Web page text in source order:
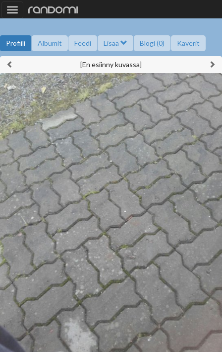
Toggle
navigation
Profiili Albumit Feedi Lisää Blogi (0) Kaverit
Kysy minulta Kaverikirja Gallupit Saavutukset
[En esiinny kuvassa]